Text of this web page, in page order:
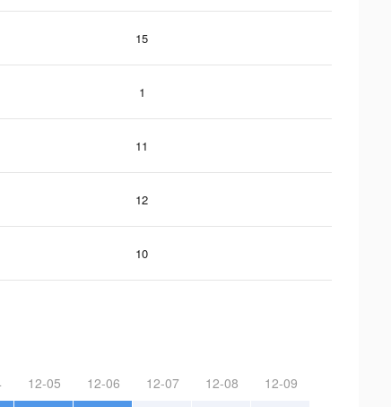
15
1
11
12
10
12-05 12-06 12-07 12-08 12-09